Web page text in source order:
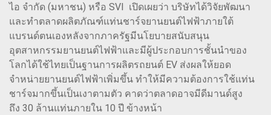
ไอ จำกัด (มหาชน) หรือ SVI เปิดเผยว่า บริษัทได้วิจัยพัฒนา
และทำตลาดผลิตภัณฑ์แท่นชาร์จยานยนต์ไฟฟ้าภายใต้
แบรนด์ตนเองหลังจากภาครัฐมีนโยบายสนับสนุน
อุตสาหกรรมยานยนต์ไฟฟ้าและมีผู้ประกอบการชั้นนำของ
โลกได้ใช้ไทยเป็นฐานการผลิตรถยนต์ EV ส่งผลให้ยอด
จำหน่ายยานยนต์ไฟฟ้าเพิ่มขึ้น ทำให้มีความต้องการใช้แท่น
ชาร์จมากขึ้นเป็นเงาตามตัว คาดว่าตลาดอาจมีดีมานด์สูง
ถึง 30 ล้านแท่นภายใน 10 ปี ข้างหน้า